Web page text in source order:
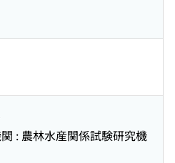
: 農林水産関係試験研究機